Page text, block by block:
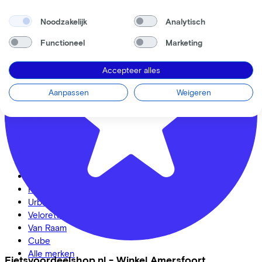
Fiets leasen? Bereken je kosten
Fietsplan 2026
Inloggen
Fietsmerken
Kalkhoff
Urban Arrow
Veloretti
Van Raam
Cube
Alle merken
Noodzakelijk Analytisch
Functioneel Marketing
Accepteer alles
Aanpassen Weigeren